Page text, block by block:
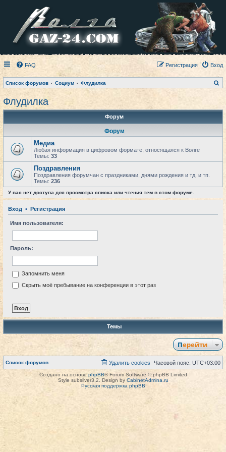
FAQ Вход
Регистрация
Список форумов Социум Флудилка
о
Флудилка
Форум
Форум
Медиа
Любая информация в цифровом формате, относящаяся к Волге
Темы: 33
Поздравления
Поздравления форумчан с праздниками, днями рождения и тд. и тп.
Темы: 236
У вас нет доступа для просмотра списка или чтения тем в этом форуме.
Вход • Регистрация
Имя пользователя:
Пароль:
Запомнить меня
Скрыть моё пребывание на конференции в этот раз
Темы
Перейти
Список форумов Часовой пояс: UTC+03:00
Удалить cookies
Создано на основеphpBB® Forum Software © phpBB Limited
Style subsilver3.2. Design by CabinetAdmina.ru
Русская поддержка phpBB